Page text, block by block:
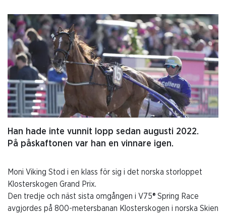
Han hade inte vunnit lopp sedan augusti 2022.
På påskaftonen var han en vinnare igen.
Moni Viking Stod i en klass för sig i det norska storloppet
Klosterskogen Grand Prix.
Den tredje och näst sista omgången i V75® Spring Race
avgjordes på 800-metersbanan Klosterskogen i norska Skien